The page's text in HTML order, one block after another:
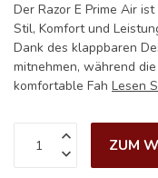
Der Razor E Prime Air
Stil, Komfort und
Dank des klappbaren
mitnehmen, während
komfortable Fah Lesen
ZUM